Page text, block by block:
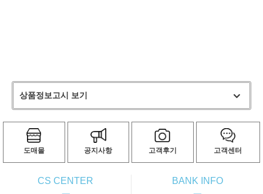
상품정보고시 보기
도매몰 공지사항 고객후기 고객센터
CS CENTER
ㅡ
BANK INFO
ㅡ